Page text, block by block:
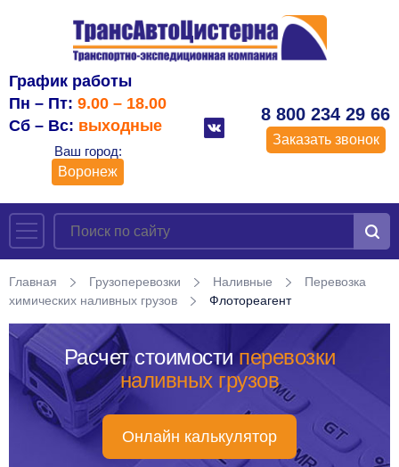
График работы
Пн – Пт: 9.00 – 18.00
Сб – Вс: выходные
Ваш город:
Воронеж
8 800 234 29 66
Заказать звонок
Главная Грузоперевозки Наливные
Перевозка
химических наливных грузов
Флотореагент
Расчет стоимости перевозки
наливных грузов
Онлайн калькулятор